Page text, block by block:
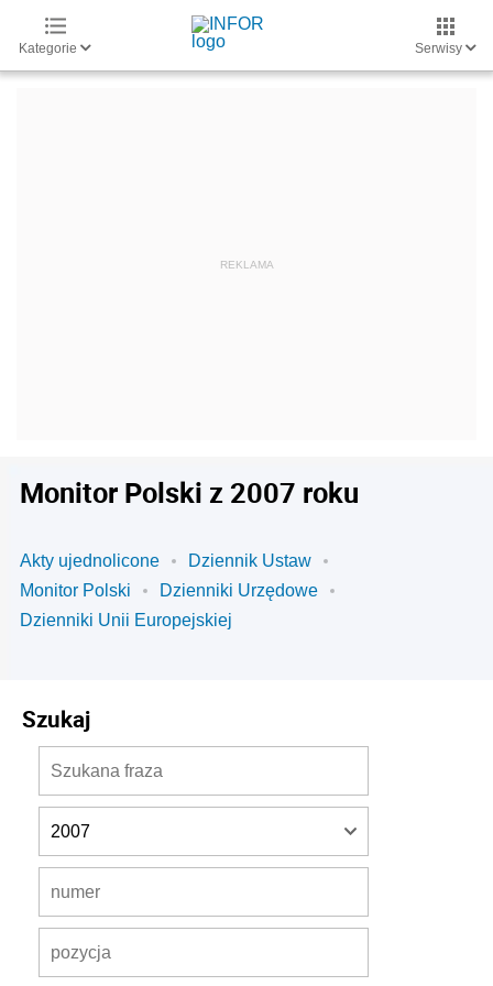
Kategorie Serwisy
Monitor Polski z 2007 roku
Akty ujednolicone
Dziennik Ustaw
Monitor Polski
Dzienniki Urzędowe
Dzienniki Unii Europejskiej
Szukaj